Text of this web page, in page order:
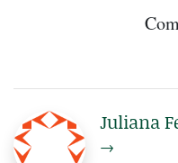
Juliana
→